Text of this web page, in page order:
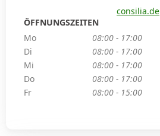
consilia.de
ÖFFNUNGSZEITEN
Mo
08:00 - 17:00
Di
08:00 - 17:00
Mi
08:00 - 17:00
Do
08:00 - 17:00
Fr
08:00 - 15:00